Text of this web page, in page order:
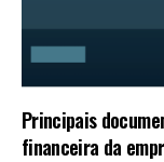
Principais
financeira da